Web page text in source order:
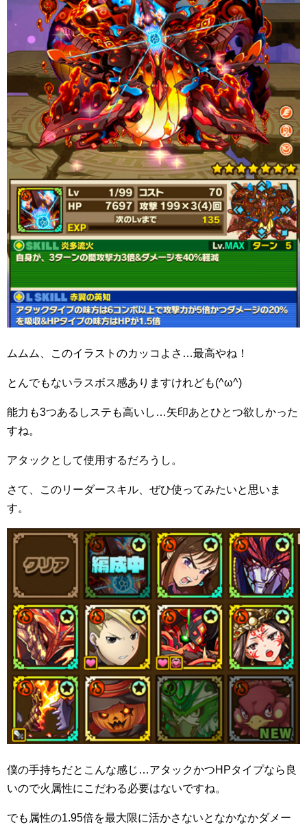
ムムム、このイラストのカッコよさ…最高やね！
とんでもないラスボス感ありますけれども(^ω^)
能力も3つあるしステも高いし…矢印あとひとつ欲しかった
すね。
アタックとして使用するだろうし。
さて、このリーダースキル、ぜひ使ってみたいと思いま
す。
僕の手持ちだとこんな感じ…アタックかつHPタイプなら良
いので火属性にこだわる必要はないですね。
でも属性の1.95倍を最大限に活かさないとなかなかダメー